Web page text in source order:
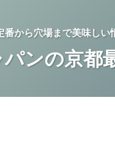
から穴場まで美味し
ンの京都